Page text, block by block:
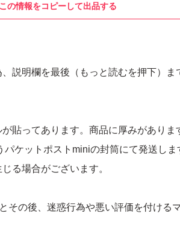
この情報をコピーして出品する
、説明欄を最後（もっと読むを押下）ま
貼ってあります。商品に厚みがありま
パケットポストminiの封筒にて発送しま
る場合がございます。
その後、迷惑行為や悪い評価を付ける
ますので、 今後は少額でもブロックい